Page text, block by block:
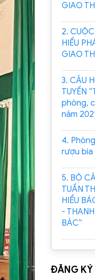
GIAO
2.
HIỂU
GIAO
3. CÂU
TUYẾN
phòng,
năm
4.
rượu bia
5. BỘ
TUẦN
HIỂU
-
BÁC”
ĐĂNG KÝ